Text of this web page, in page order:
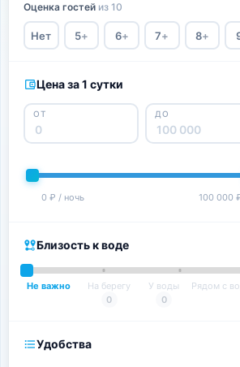
Оценка гостей из 10
Нет 5+ 6+ 7+ 8+
Цена за 1 сутки
ОТ ДО
0 ₽ / ночь 100 000
Близость к воде
Не важно
На берегу
0
У воды
0
Рядом с
Удобства